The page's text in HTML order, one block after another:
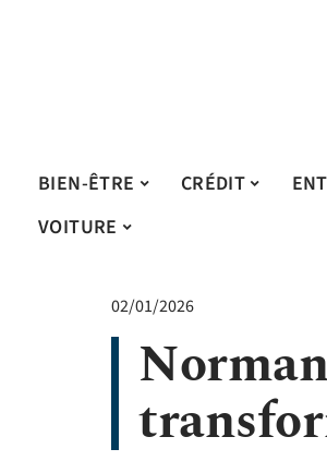
BIEN-ÊTRE CRÉDIT
VOITURE
02/01/2026